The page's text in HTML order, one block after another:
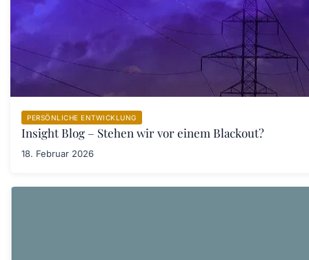
PERSÖNLICHE ENTWICKLUNG
Insight Blog – Stehen wir vor einem Blackout?
18. Februar 2026